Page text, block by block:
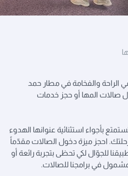
الراحة والفخامة في مطار حمد
صالات المها أو حجز خدمات
بأجواء استثنائية عنوانها الهدوء
رحلتك. احجز ميزة دخول الصالات مقدّماً
للجوّال لكي تحظى بتجربة رائعة أو
في برامجنا للصالات.